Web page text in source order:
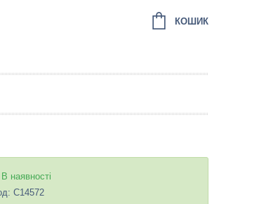
КОШИК
В наявності
C14572